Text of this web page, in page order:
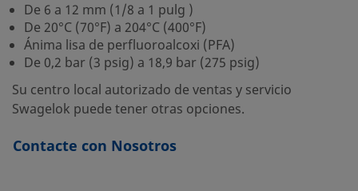
De 6 a 12 mm (1/8 a 1 pulg )
De 20°C (70°F) a 204°C (400°F)
Ánima lisa de perfluoroalcoxi (PFA)
De 0,2 bar (3 psig) a 18,9 bar (275 psig)
Su centro local autorizado de ventas y servicio
Swagelok puede tener otras opciones.
Contacte con Nosotros